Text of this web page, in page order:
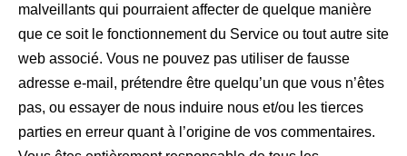
malveillants qui pourraient affecter de quelque manière
que ce soit le fonctionnement du Service ou tout autre site
web associé. Vous ne pouvez pas utiliser de fausse
adresse e-mail, prétendre être quelqu’un que vous n’êtes
pas, ou essayer de nous induire nous et/ou les tierces
parties en erreur quant à l’origine de vos commentaires.